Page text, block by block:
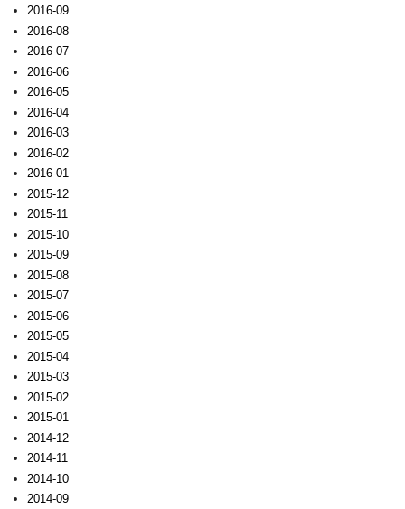
2016-09
2016-08
2016-07
2016-06
2016-05
2016-04
2016-03
2016-02
2016-01
2015-12
2015-11
2015-10
2015-09
2015-08
2015-07
2015-06
2015-05
2015-04
2015-03
2015-02
2015-01
2014-12
2014-11
2014-10
2014-09